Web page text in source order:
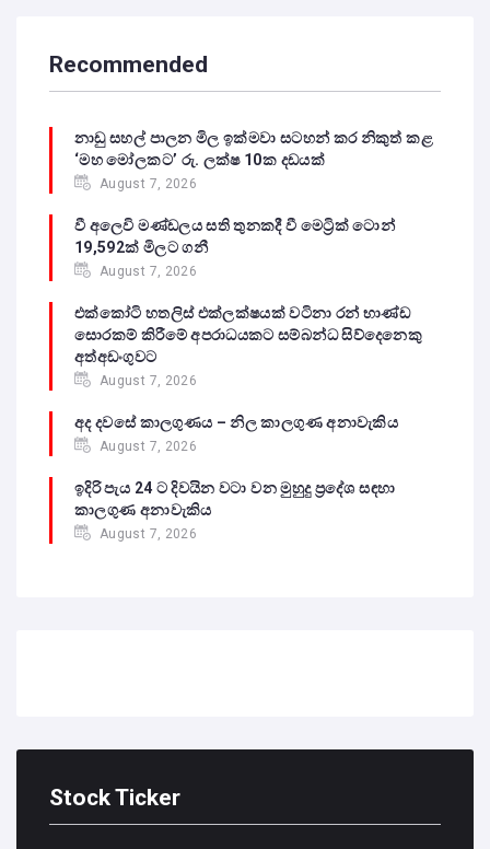
Recommended
නාඩු සහල් පාලන මිල ඉක්මවා සටහන් කර නිකුත් කළ
‘මහ මෝලකට’ රු. ලක්ෂ 10ක දඩයක්
August 7, 2026
වී අලෙවි මණ්ඩලය සති තුනකදී වී මෙට්‍රික් ටොන්
19,592ක් මිලට ගනී
August 7, 2026
එක්කෝටි හතලිස් එක්ලක්ෂයක් වටිනා රන් භාණ්ඩ
සොරකම් කිරීමේ අපරාධයකට සම්බන්ධ සිව්දෙනෙකු
අත්අඩංගුවට
August 7, 2026
අද දවසේ කාලගුණය – නිල කාලගුණ අනාවැකිය
August 7, 2026
ඉදිරි පැය 24 ට දිවයින වටා වන මුහුදු ප්‍රදේශ සඳහා
කාලගුණ අනාවැකිය
August 7, 2026
Stock Ticker